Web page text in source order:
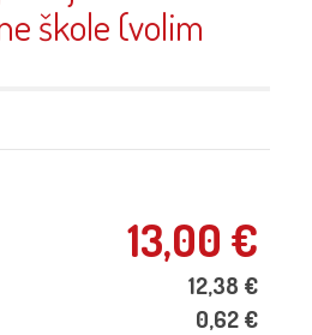
škole (volim
13,00 €
12,38 €
0,62 €